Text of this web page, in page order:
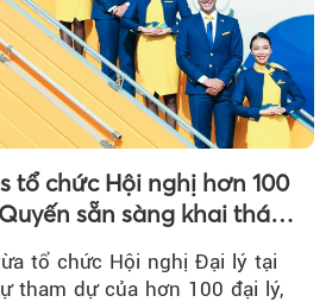
tổ chức Hội nghị hơn 100
sẵn sàng khai thác
TP.HCM - Thâm Quyến
tổ chức Hội nghị Đại lý tại
tham dự của hơn 100 đại lý,